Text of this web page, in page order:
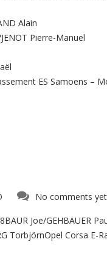
Alain
Pierre-Manuel
ES Samoens –
No comments yet
Joe/GEHBAUER
TorbjörnOpel Corsa E-